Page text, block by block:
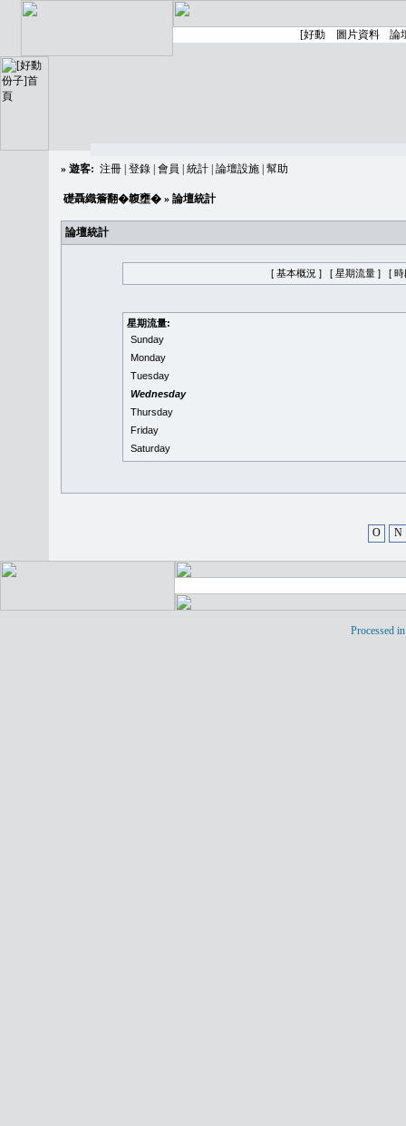
» 遊客: 注冊 登錄 會員 統計 論壇設施 幫助
礎聶織簷翻�䪖壅� » 論壇統計
論壇統計
[ 基本概況 ] [ 星期流量 ] [ 時
星期流量:
Sunday
Monday
Tuesday
Wednesday
Thursday
Friday
Saturday
O N
Processed